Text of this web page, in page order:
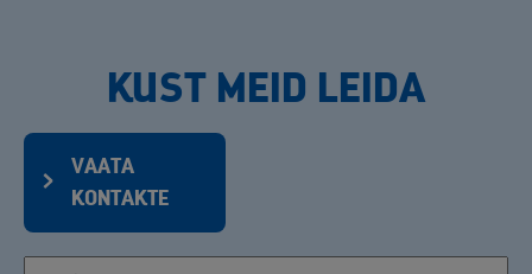
KUST MEID LEIDA
VAATA
KONTAKTE